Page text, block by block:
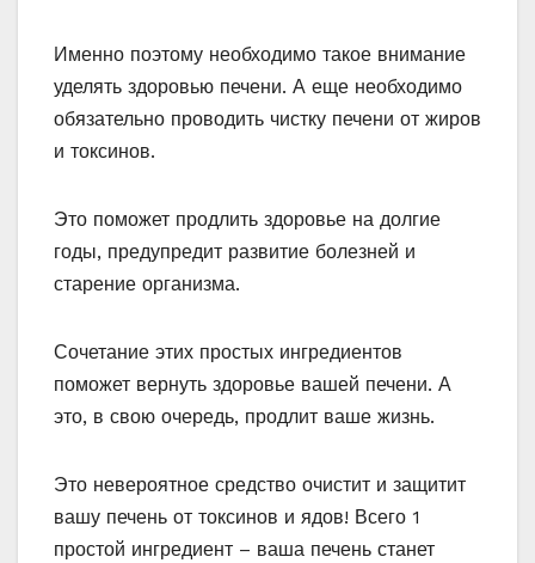
Именно поэтому необходимо такое внимание
уделять здоровью печени. А еще необходимо
обязательно проводить чистку печени от жиров
и токсинов.
Это поможет продлить здоровье на долгие
годы, предупредит развитие болезней и
старение организма.
Сочетание этих простых ингредиентов
поможет вернуть здоровье вашей печени. А
это, в свою очередь, продлит ваше жизнь.
Это невероятное средство очистит и защитит
вашу печень от токсинов и ядов! Всего 1
простой ингредиент – ваша печень станет